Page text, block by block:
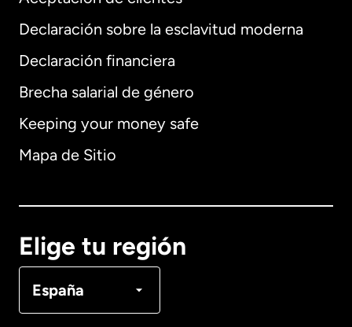
Declaración sobre la esclavitud moderna
Declaración financiera
Brecha salarial de género
Keeping your money safe
Mapa de Sitio
Elige tu región
España
Internacional English
Alemania
Français